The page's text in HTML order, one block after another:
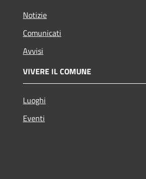
Notizie
Comunicati
Avvisi
VIVERE IL COMUNE
Luoghi
Eventi